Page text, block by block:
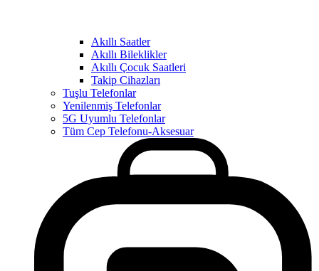
Akıllı Saatler
Akıllı Bileklikler
Akıllı Çocuk Saatleri
Takip Cihazları
Tuşlu Telefonlar
Yenilenmiş Telefonlar
5G Uyumlu Telefonlar
Tüm Cep Telefonu-Aksesuar